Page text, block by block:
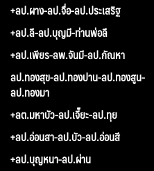
+ลป.ผาง-ลป.จื่อ-ลป.ประเสริฐ
+ลป.ลี-ลป.บุญมี-ท่านพ่อลี
+ลป.เพียร-ลพ.จันมี-ลป.กัณหา
ลป.ทองสุข-ลป.ทองปาน-ลป.ทองสูน-
ลป.ทองมา
+ลต.มหาบัว-ลป.เจี๊ยะ-ลป.ทุย
+ลป.อ่อนสา-ลป.บัว-ลป.อ่อนสี
+ลป.บุญหนา-ลป.ผ่าน